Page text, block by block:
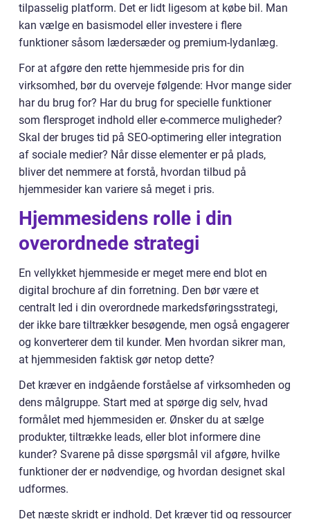
tilpasselig platform. Det er lidt ligesom at købe bil. Man
kan vælge en basismodel eller investere i flere
funktioner såsom lædersæder og premium-lydanlæg.
For at afgøre den rette hjemmeside pris for din
virksomhed, bør du overveje følgende: Hvor mange sider
har du brug for? Har du brug for specielle funktioner
som flersproget indhold eller e-commerce muligheder?
Skal der bruges tid på SEO-optimering eller integration
af sociale medier? Når disse elementer er på plads,
bliver det nemmere at forstå, hvordan tilbud på
hjemmesider kan variere så meget i pris.
Hjemmesidens rolle i din
overordnede strategi
En vellykket hjemmeside er meget mere end blot en
digital brochure af din forretning. Den bør være et
centralt led i din overordnede markedsføringsstrategi,
der ikke bare tiltrækker besøgende, men også engagerer
og konverterer dem til kunder. Men hvordan sikrer man,
at hjemmesiden faktisk gør netop dette?
Det kræver en indgående forståelse af virksomheden og
dens målgruppe. Start med at spørge dig selv, hvad
formålet med hjemmesiden er. Ønsker du at sælge
produkter, tiltrække leads, eller blot informere dine
kunder? Svarene på disse spørgsmål vil afgøre, hvilke
funktioner der er nødvendige, og hvordan designet skal
udformes.
Det næste skridt er indhold. Det kræver tid og ressourcer